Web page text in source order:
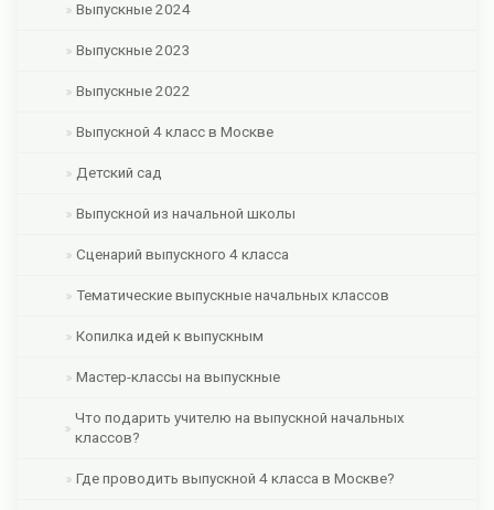
Выпускные 2024
Выпускные 2023
Выпускные 2022
Выпускной 4 класс в Москве
Детский сад
Выпускной из начальной школы
Сценарий выпускного 4 класса
Тематические выпускные начальных классов
Копилка идей к выпускным
Мастер-классы на выпускные
Что подарить учителю на выпускной начальных
классов?
Где проводить выпускной 4 класса в Москве?